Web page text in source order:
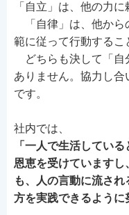
「自立」は、他の力
「自律」は、他から
範に従って行動するこ
どちらも決して「自
ありません。協力し合
です。
社内では、
「一人で生活してい
恩恵を受けています
も、人の言動に流さ
方を実践できるように